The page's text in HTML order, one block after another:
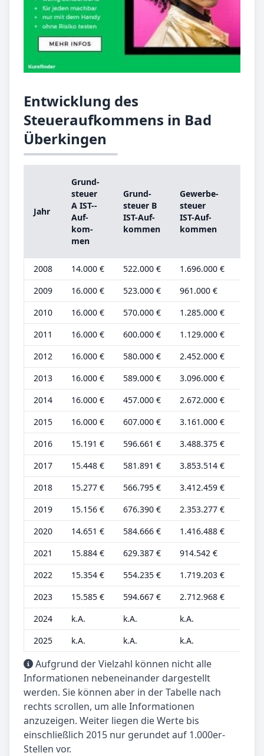
Entwicklung des
Steueraufkommens in Bad
Überkingen
Jahr
Grund­
steu­er
A IST-­
Auf­
kom­
men
Grund­
steu­er B
IST-­Auf­
kom­men
Ge­wer­be­
steu­er
IST-­Auf­
kom­men
2008 14.000 € 522.000 € 1.696.000 €
2009
16.000 € 523.000 € 961.000 €
2010
16.000 € 570.000 € 1.285.000 €
2011
16.000 € 600.000 € 1.129.000 €
2012
16.000 € 580.000 € 2.452.000 €
2013
16.000 € 589.000 € 3.096.000 €
2014
16.000 € 457.000 € 2.672.000 €
2015
16.000 € 607.000 € 3.161.000 €
2016
15.191 € 596.661 € 3.488.375 €
2017
15.448 € 581.891 € 3.853.514 €
2018
15.277 € 566.795 € 3.412.459 €
2019
15.156 € 676.390 € 2.353.277 €
2020
14.651 € 584.666 € 1.416.488 €
2021
15.884 € 629.387 € 914.542 €
2022
15.354 € 554.235 € 1.719.203 €
2023
15.585 € 594.667 € 2.712.968 €
2024
k.A. k.A. k.A.
2025
k.A. k.A. k.A.
Aufgrund der Vielzahl können nicht alle
Informationen nebeneinander dargestellt
werden. Sie können aber in der Tabelle nach
rechts scrollen, um alle Informationen
anzuzeigen. Weiter liegen die Werte bis
einschließlich 2015 nur gerundet auf 1.000er-
Stellen vor.